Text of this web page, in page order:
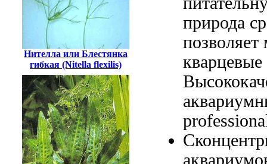
Нителла или Блестянка
гибкая (Nitella flexilis)
природа
кварцевые